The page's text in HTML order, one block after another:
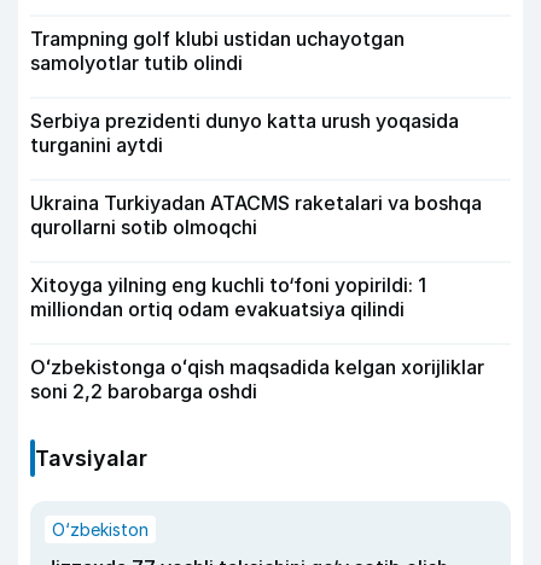
Trampning golf klubi ustidan uchayotgan
samolyotlar tutib olindi
Serbiya prezidenti dunyo katta urush yoqasida
turganini aytdi
Ukraina Turkiyadan ATACMS raketalari va boshqa
qurollarni sotib olmoqchi
Xitoyga yilning eng kuchli to‘foni yopirildi: 1
milliondan ortiq odam evakuatsiya qilindi
Oʻzbekistonga oʻqish maqsadida kelgan xorijliklar
soni 2,2 barobarga oshdi
Tavsiyalar
O‘zbekiston